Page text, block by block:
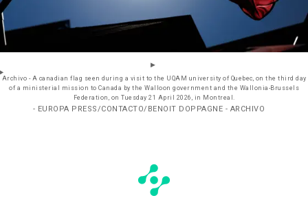
Archivo - A canadian flag seen during a visit to the UQAM university of Quebec, on the third day
of a ministerial mission to Canada by the Walloon government and the Wallonia-Brussels
Federation, on Tuesday 21 April 2026, in Montreal.
- EUROPA PRESS/CONTACTO/BENOIT DOPPAGNE - ARCHIVO